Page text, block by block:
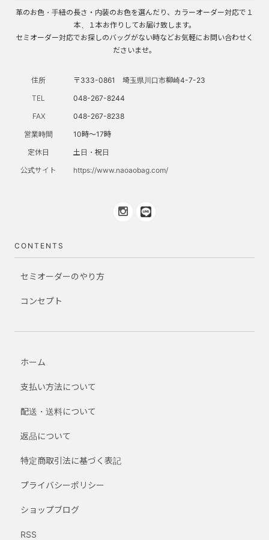
革のお色・手紐の長さ・内装のお色を選んだり、カラーオーダー対応で１
本、１本お作りしてお届け致します。
セミオーダー対応でお探しのバッグがない時などお気軽にお問い合わせく
ださいませ。
住所
〒333-0861 埼玉県川口市柳崎4-7-23
TEL
048-267-8244
FAX
048-267-8238
営業時間
10時～17時
定休日
土日・祝日
公式サイト
https://www.naoaobag.com/
CONTENTS
セミオーダーのやり方
コンセプト
ホーム
支払い方法について
配送・送料について
返品について
特定商取引法に基づく表記
プライバシーポリシー
ショップブログ
RSS